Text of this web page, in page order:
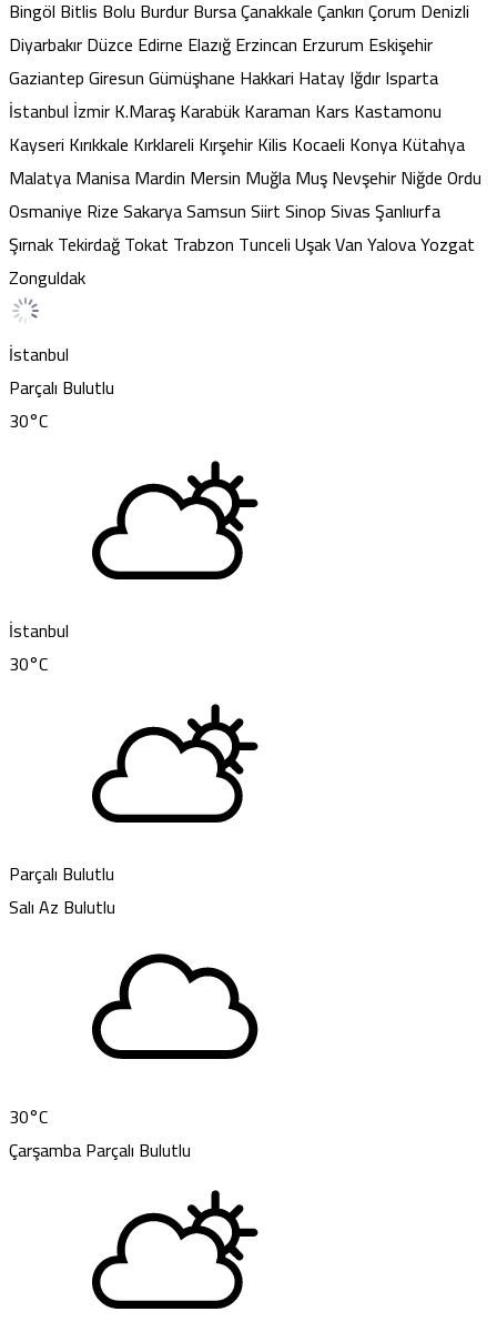
Bingöl Bitlis Bolu BurdurBursaÇanakkaleÇankırıÇorum Denizli
DiyarbakırDüzce Edirne ElazığErzincan Erzurum Eskişehir
GaziantepGiresunGümüşhane Hakkari HatayIğdırIsparta
İstanbul İzmirK.MaraşKarabükKaraman Kars Kastamonu
Kayseri Kırıkkale Kırklareli KırşehirKilis Kocaeli KonyaKütahya
MalatyaManisaMardin Mersin MuğlaMuşNevşehirNiğdeOrdu
Osmaniye RizeSakaryaSamsunSiirtSinopSivasŞanlıurfa
ŞırnakTekirdağTokat Trabzon TunceliUşakVanYalovaYozgat
Zonguldak
İstanbul
Parçalı Bulutlu
30°C
İstanbul
30°C
Parçalı Bulutlu
SalıAz Bulutlu
30°C
ÇarşambaParçalı Bulutlu